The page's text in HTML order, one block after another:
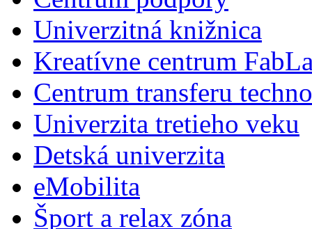
Univerzitná knižnica
Kreatívne centrum
Centrum transferu
Univerzita tretieho veku
Detská univerzita
eMobilita
Šport a relax zóna